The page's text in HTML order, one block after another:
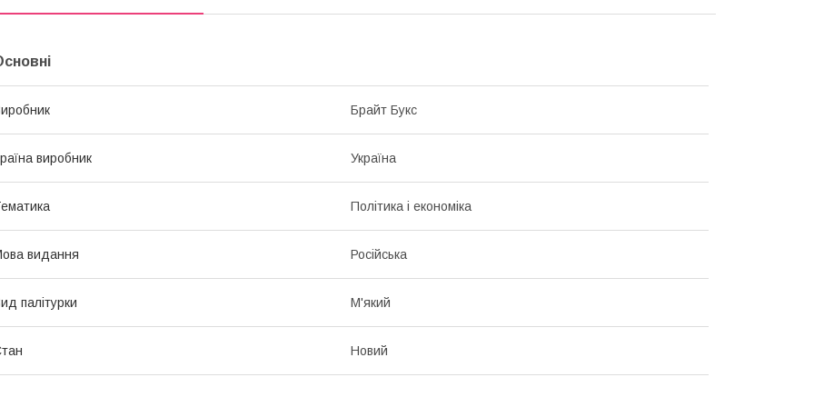
Брайт Букс
виробник Україна
Політика і економіка
видання Російська
палітурки М'який
Новий